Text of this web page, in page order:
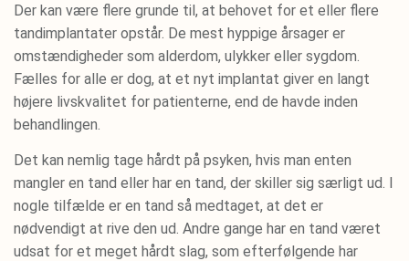
Der kan være flere grunde til, at behovet for et eller flere
tandimplantater opstår. De mest hyppige årsager er
omstændigheder som alderdom, ulykker eller sygdom.
Fælles for alle er dog, at et nyt implantat giver en langt
højere livskvalitet for patienterne, end de havde inden
behandlingen.
Det kan nemlig tage hårdt på psyken, hvis man enten
mangler en tand eller har en tand, der skiller sig særligt ud. I
nogle tilfælde er en tand så medtaget, at det er
nødvendigt at rive den ud. Andre gange har en tand været
udsat for et meget hårdt slag, som efterfølgende har